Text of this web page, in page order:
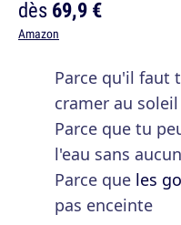
dès69,9 €
Amazon
Parce qu'il faut
cramer au soleil
Parce que tu
l'eau sans
Parce que les
pas enceinte